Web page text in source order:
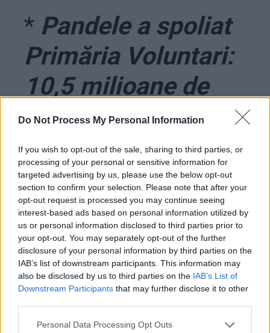
Do Not Process My Personal Information
If you wish to opt-out of the sale, sharing to third parties, or
processing of your personal or sensitive information for
targeted advertising by us, please use the below opt-out
section to confirm your selection. Please note that after your
opt-out request is processed you may continue seeing
interest-based ads based on personal information utilized by
us or personal information disclosed to third parties prior to
your opt-out. You may separately opt-out of the further
disclosure of your personal information by third parties on the
IAB’s list of downstream participants. This information may
also be disclosed by us to third parties on the IAB’s List of
Downstream Participants that may further disclose it to other
Personal Data Processing Opt Outs
* Pandele a spoliat
Primăria Voluntari:
10,5 milioane de
euro, în 4 ani,
pentru o echipă de
fotbal mereu
codașă
*GALERIE FOTO.
Cei 9 aviatori
omorâți de racheta